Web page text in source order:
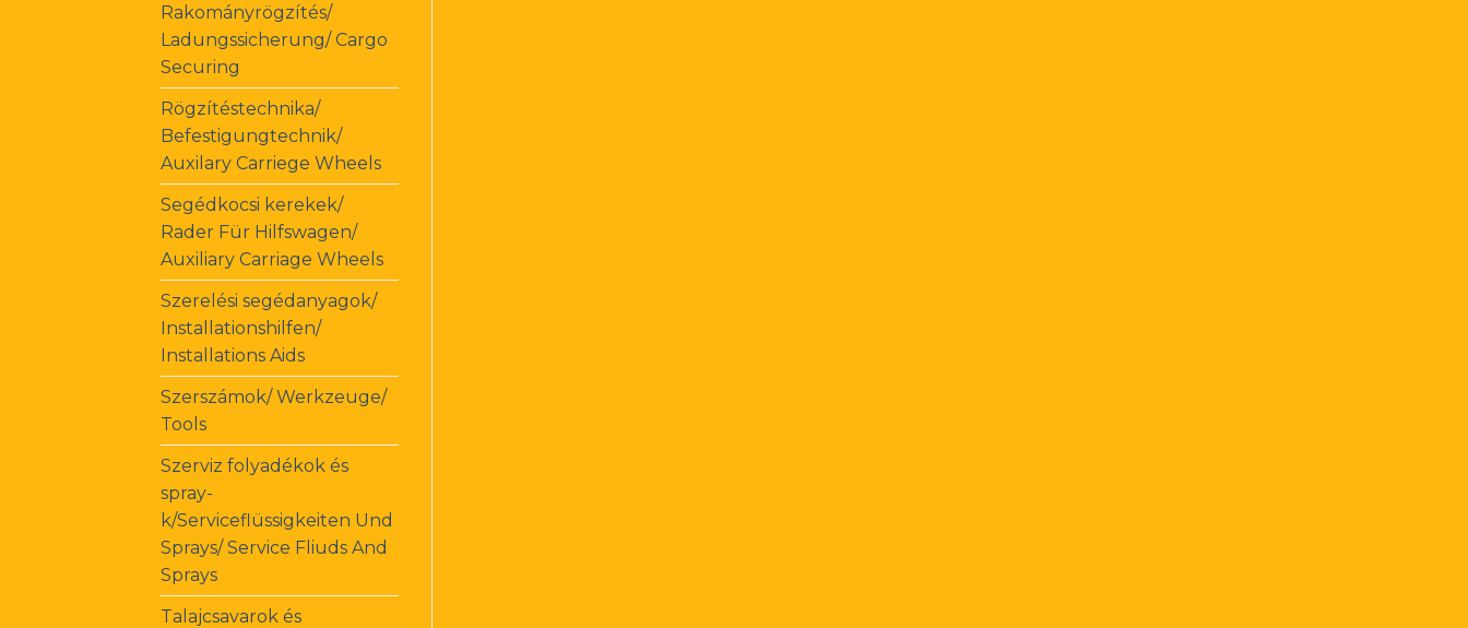
Rakományrögzítés/
Ladungssicherung/ Cargo
Securing
Rögzítéstechnika/
Befestigungtechnik/
Auxilary Carriege Wheels
Segédkocsi kerekek/
Rader Für Hilfswagen/
Auxiliary Carriage Wheels
Szerelési segédanyagok/
Installationshilfen/
Installations Aids
Szerszámok/ Werkzeuge/
Tools
Szerviz folyadékok és
spray-
k/Serviceflüssigkeiten Und
Sprays/ Service Fliuds And
Sprays
Talajcsavarok és